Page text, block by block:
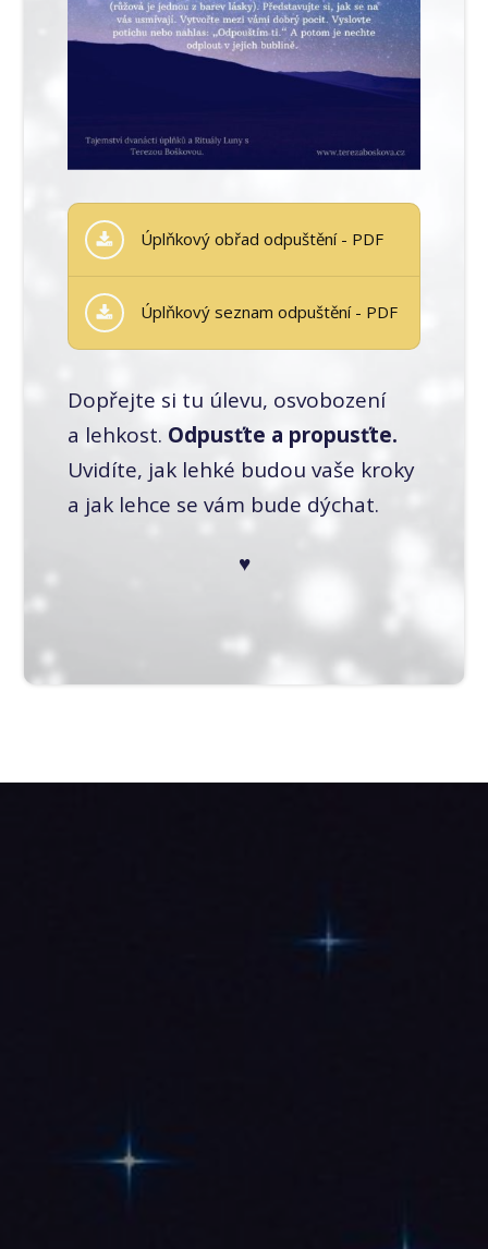
Úplňkový obřad odpuštění - PDF
Úplňkový seznam odpuštění - PDF
Dopřejte si tu úlevu, osvobození
a lehkost. Odpusťte a propusťte.
Uvidíte, jak lehké budou vaše kroky
a jak lehce se vám bude dýchat.
♥